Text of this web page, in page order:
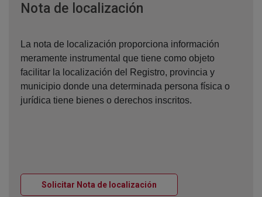
Nota de localización
La nota de localización proporciona información
meramente instrumental que tiene como objeto
facilitar la localización del Registro, provincia y
municipio donde una determinada persona física o
jurídica tiene bienes o derechos inscritos.
Solicitar Nota de localización